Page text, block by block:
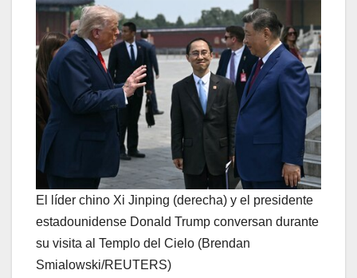
El líder chino Xi Jinping (derecha) y el presidente
estadounidense Donald Trump conversan durante
su visita al Templo del Cielo (Brendan
Smialowski/REUTERS)